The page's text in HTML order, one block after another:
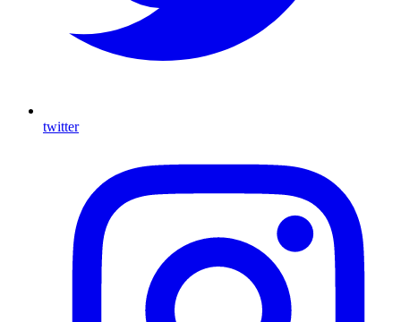
twitter